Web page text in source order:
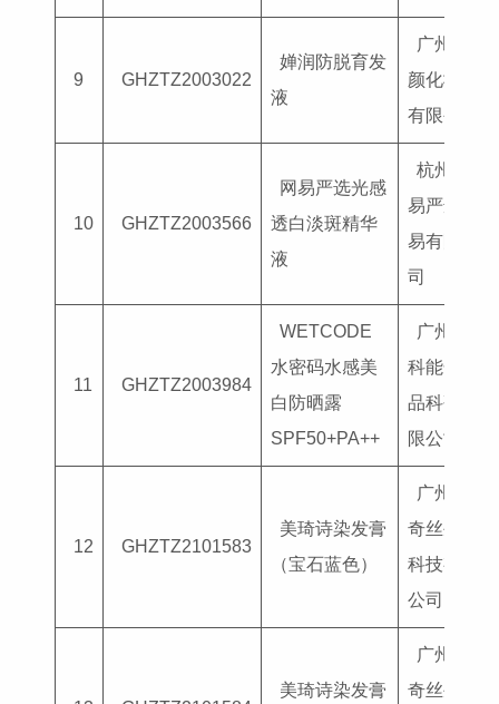
9 GHZTZ2003022
婵润防脱育发
液
广州臻
颜化妆品
有限公司
10 GHZTZ2003566
网易严选光感
透白淡斑精华
液
杭州网
易严选贸
易有限公
司
11 GHZTZ2003984
WETCODE
水密码水感美
白防晒露
SPF50+PA++
广州市
科能化妆
品科研有
限公司
12 GHZTZ2101583
美琦诗染发膏
（宝石蓝色）
广州美
奇丝生物
科技有限
公司
美琦诗染发膏
广州美
奇丝生物